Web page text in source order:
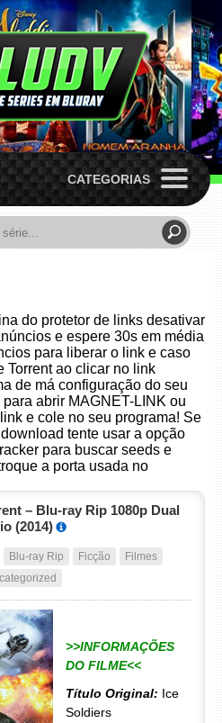
CATEGORIAS
do protetor de links desativar
e espere 30s em média
para liberar o link e caso
Torrent ao clicar no link
de má configuração do seu
abrir MAGNET-LINK ou
e cole no seu programa! Se
tente usar a opção
para buscar seeds e
a porta usada no
– Blu-ray Rip 1080p Dual
(2014)
Blu-ray Rip Ficção
Filmes
>>INFORMAÇÕES
DO FILME<<
Título Original: Ice
Soldiers